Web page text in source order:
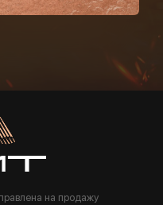
с политикой компании
на продажу